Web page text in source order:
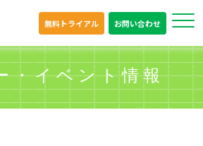
無料トライアル お問い合わせ
・イベント情報